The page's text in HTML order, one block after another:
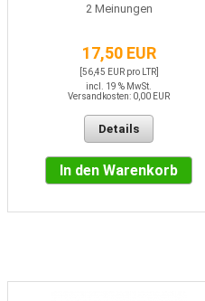
2Meinungen
17,50 EUR
[56,45 EUR pro LTR]
incl. 19 % MwSt.
Versandkosten: 0,00 EUR
Details
In den Warenkorb